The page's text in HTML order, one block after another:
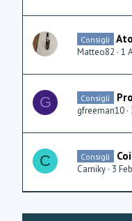
Consigli
Matteo82 1
G Consigli
gfreeman10
C Consigli
Camiky 3